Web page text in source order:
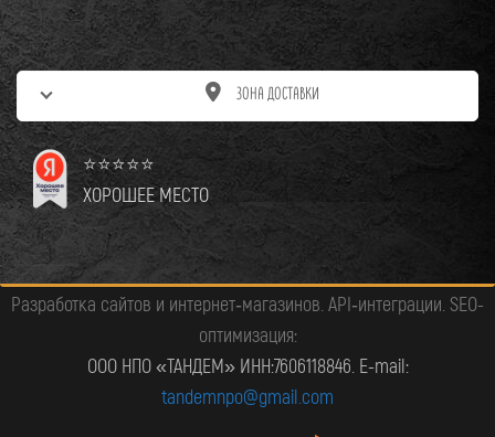
ЗОНА ДОСТАВКИ
⭐⭐⭐⭐⭐
ХОРОШЕЕ МЕСТО
Разработка сайтов и интернет‑магазинов. API‑интеграции. SEO-
оптимизация:
ООО НПО «ТАНДЕМ» ИНН:7606118846. E-mail:
tandemnpo@gmail.com
Продолжая использовать сайт, вы даете
согласие на обработку файлов cookie
генерируемых Яндекс Метрикой. Если вы
не хотите, чтобы ваши данные
обрабатывались, покиньте сайт.